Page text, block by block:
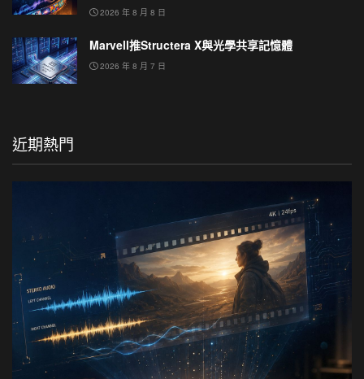
2026 年 8 月 8 日
Marvell推Structera X與光學共享記憶體
2026 年 8 月 7 日
近期熱門